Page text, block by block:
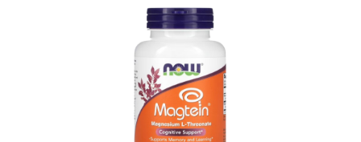
Bildergalerie überspringen